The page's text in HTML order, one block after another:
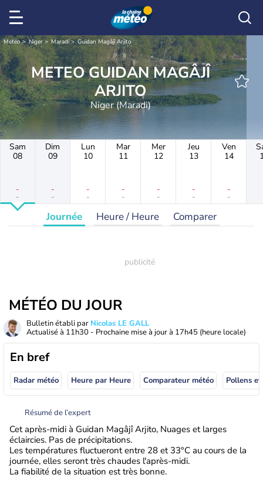
Météo Niger Maradi Guidan Magâjî Arjito
METEO GUIDAN MAGÂJÎ
ARJITO
Niger (Maradi)
Sam
08
-
-
Dim
09
-
-
Lun
10
-
-
Mar
11
-
-
Mer
12
-
-
Jeu
13
-
-
Ven
14
-
-
Journée Heure / Heure Comparer
MÉTÉO DU JOUR
Bulletin établi par Nicolas LE GALL
Actualisé à 11h30 - Prochaine mise à jour à 17h45 (heure locale)
En bref
Radar météo Heure par Heure Comparateur météo Pollens
Résumé de l’expert
Cet après-midi à Guidan Magâjî Arjito, Nuages et larges
éclaircies. Pas de précipitations.
Les températures fluctueront entre 28 et 33°C au cours de la
journée, elles seront très chaudes l'après-midi.
La fiabilité de la situation est très bonne.